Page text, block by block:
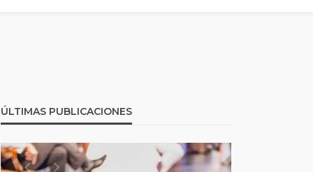
ÚLTIMAS PUBLICACIONES